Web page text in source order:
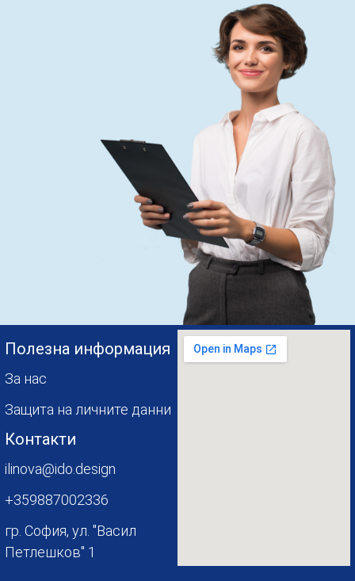
Полезна информация
За нас
Защита на личните данни
Контакти
ilinova@ido.design
+359887002336
гр. София, ул. "Васил
Петлешков" 1